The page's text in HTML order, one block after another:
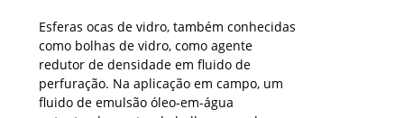
Esferas ocas de vidro, também conhecidas
como bolhas de vidro, como agente
redutor de densidade em fluido de
perfuração. Na aplicação em campo, um
fluido de emulsão óleo-em-água